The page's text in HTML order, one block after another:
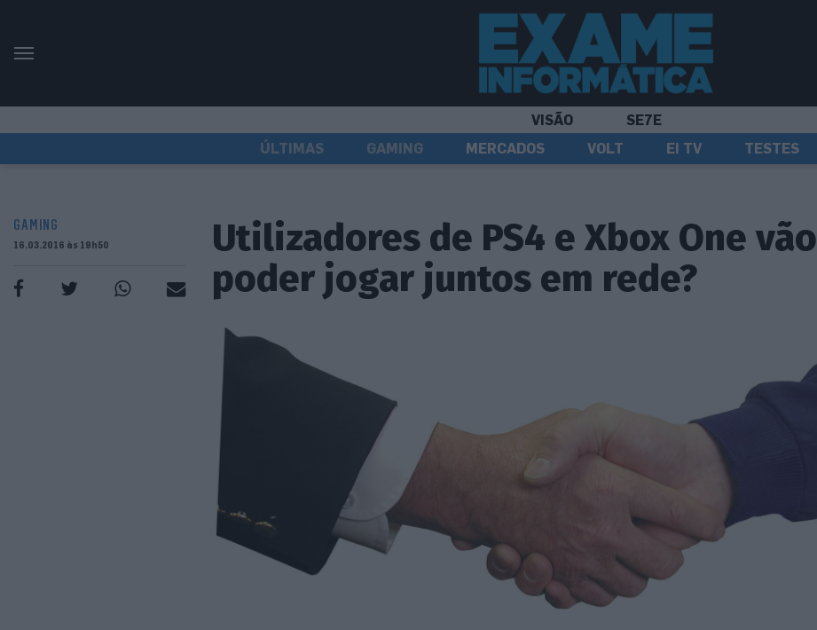
VISÃO
SE7E
ÚLTIMAS
GAMING MERCADOS VOLT EI TV TESTES
GAMING
16.03.2016 às 19h50
Utilizadores de PS4 e Xbox One vão
poder jogar juntos em rede?